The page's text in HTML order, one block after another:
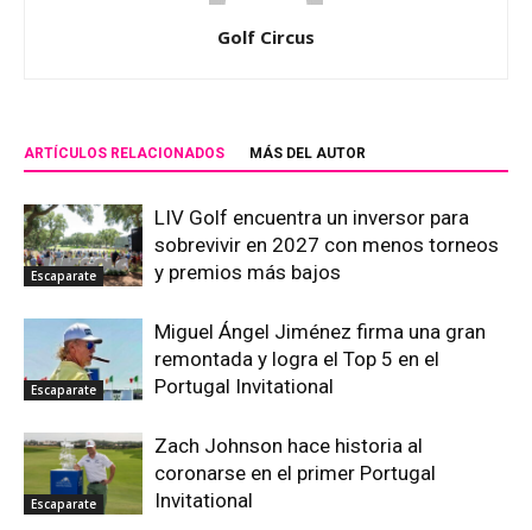
Golf Circus
ARTÍCULOS RELACIONADOS MÁS DEL AUTOR
Escaparate
LIV Golf encuentra un inversor para
sobrevivir en 2027 con menos torneos
y premios más bajos
Escaparate
Miguel Ángel Jiménez firma una gran
remontada y logra el Top 5 en el
Portugal Invitational
Escaparate
Zach Johnson hace historia al
coronarse en el primer Portugal
Invitational